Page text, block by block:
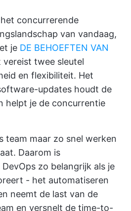
concurrerende
van vandaag,
je DE BEHOEFTEN VAN
vereist twee sleutel
en flexibiliteit. Het
updates houdt de
helpt je de concurrentie
team maar zo snel werken
Daarom is
zo belangrijk als je
- het automatiseren
neemt de last van de
en versnelt de time-to-